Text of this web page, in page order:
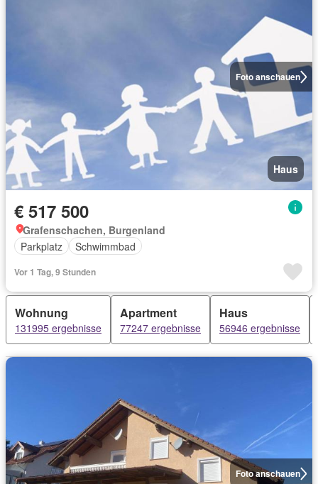
Foto anschauen
Haus
€ 517 500
Grafenschachen, Burgenland
Parkplatz
Schwimmbad
Vor 1 Tag, 9 Stunden
Wohnung
131995 ergebnisse
Apartment
77247 ergebnisse
Haus
56946 ergebnisse
Foto anschauen